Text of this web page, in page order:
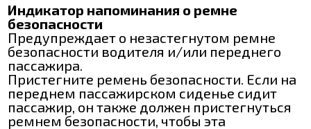
Индикатор напоминания о ремне
безопасности
Предупреждает о незастегнутом ремне
безопасности водителя и/или переднего
пассажира.
Пристегните ремень безопасности. Если на
переднем пассажирском сиденье сидит
пассажир, он также должен пристегнуться
ремнем безопасности, чтобы эта